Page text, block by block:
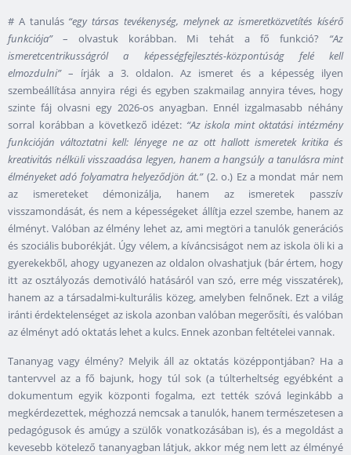
# A tanulás “egy társas tevékenység, melynek az ismeretközvetítés kísérő
funkciója”– olvastuk korábban. Mi tehát a fő funkció? “Az
ismeretcentrikusságról a képességfejlesztés-központúság felé kell
elmozdulni”– írják a 3. oldalon. Az ismeret és a képesség ilyen
szembeállítása annyira régi és egyben szakmailag annyira téves, hogy
szinte fáj olvasni egy 2026-os anyagban. Ennél izgalmasabb néhány
sorral korábban a következő idézet: “Az iskola mint oktatási intézmény
funkcióján változtatni kell: lényege ne az ott hallott ismeretek kritika és
kreativitás nélküli visszaadása legyen, hanem a hangsúly a tanulásra mint
élményeket adó folyamatra helyeződjön át.”(2. o.) Ez a mondat már nem
az ismereteket démonizálja, hanem az ismeretek passzív
visszamondását, és nem a képességeket állítja ezzel szembe, hanem az
élményt. Valóban az élmény lehet az, ami megtöri a tanulók generációs
és szociális buborékját. Úgy vélem, a kíváncsiságot nem az iskola öli ki a
gyerekekből, ahogy ugyanezen az oldalon olvashatjuk (bár értem, hogy
itt az osztályozás demotiváló hatásáról van szó, erre még visszatérek),
hanem az a társadalmi-kulturális közeg, amelyben felnőnek. Ezt a világ
iránti érdektelenséget az iskola azonban valóban megerősíti, és valóban
az élményt adó oktatás lehet a kulcs. Ennek azonban feltételei vannak.
Tananyag vagy élmény? Melyik áll az oktatás középpontjában? Ha a
tantervvel az a fő bajunk, hogy túl sok (a túlterheltség egyébként a
dokumentum egyik központi fogalma, ezt tették szóvá leginkább a
megkérdezettek, méghozzá nemcsak a tanulók, hanem természetesen a
pedagógusok és amúgy a szülők vonatkozásában is), és a megoldást a
kevesebb kötelező tananyagban látjuk, akkor még nem lett az élményé